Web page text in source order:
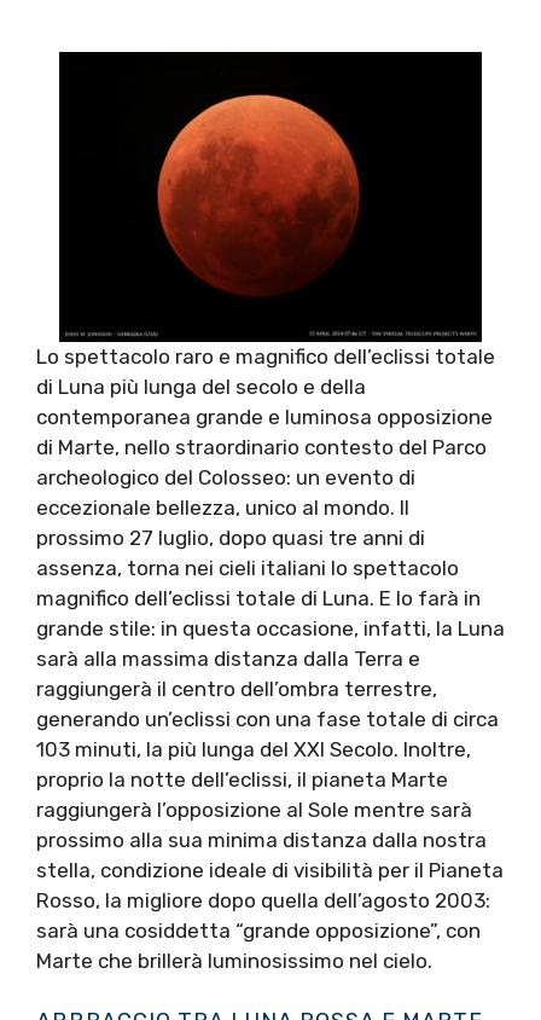
Lo spettacolo raro e magnifico dell’eclissi totale
di Luna più lunga del secolo e della
contemporanea grande e luminosa opposizione
di Marte, nello straordinario contesto del Parco
archeologico del Colosseo: un evento di
eccezionale bellezza, unico al mondo. Il
prossimo 27 luglio, dopo quasi tre anni di
assenza, torna nei cieli italiani lo spettacolo
magnifico dell’eclissi totale di Luna. E lo farà in
grande stile: in questa occasione, infatti, la Luna
sarà alla massima distanza dalla Terra e
raggiungerà il centro dell’ombra terrestre,
generando un’eclissi con una fase totale di circa
103 minuti, la più lunga del XXI Secolo. Inoltre,
proprio la notte dell’eclissi, il pianeta Marte
raggiungerà l’opposizione al Sole mentre sarà
prossimo alla sua minima distanza dalla nostra
stella, condizione ideale di visibilità per il Pianeta
Rosso, la migliore dopo quella dell’agosto 2003:
sarà una cosiddetta “grande opposizione”, con
Marte che brillerà luminosissimo nel cielo.